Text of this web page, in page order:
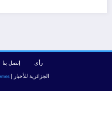
رأي إتصل بنا
الجزائرية للأخبار | Powered By